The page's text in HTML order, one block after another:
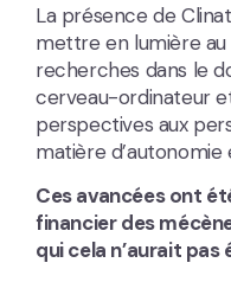
La présence de
mettre en lumière au
recherches dans le
cerveau-ordinateur
perspectives aux
matière
Ces avancées ont
financier des
qui cela n’aurait pas